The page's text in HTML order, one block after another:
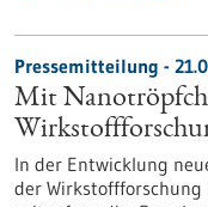
Pressemitteilung -
Mit
In der Entwicklung
der